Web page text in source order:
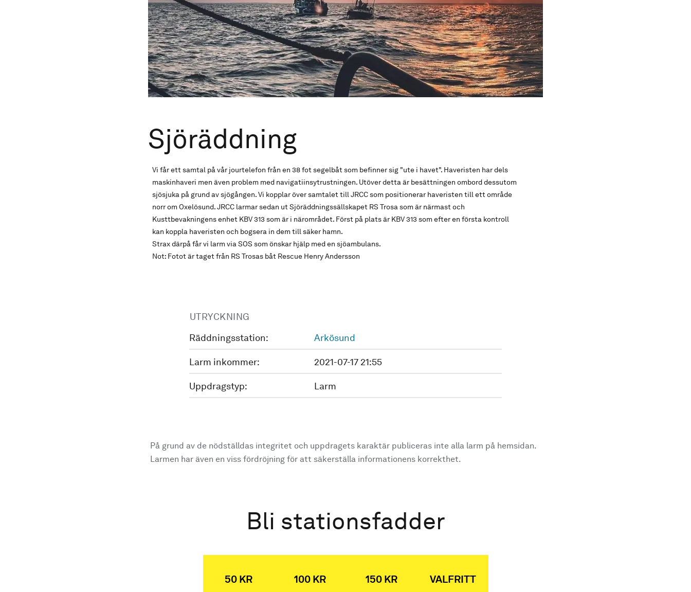
Sjöräddning
Vi får ett samtal på vår jourtelefon från en 38 fot segelbåt som befinner sig "ute i havet". Haveristen har dels
maskinhaveri men även problem med navigatiinsytrustningen. Utöver detta är besättningen ombord dessutom
sjösjuka på grund av sjögången. Vi kopplar över samtalet till JRCC som positionerar haveristen till ett område
norr om Oxelösund. JRCC larmar sedan ut Sjöräddningssällskapet RS Trosa som är närmast och
Kusttbevakningens enhet KBV 313 som är i närområdet. Först på plats är KBV 313 som efter en första kontroll
kan koppla haveristen och bogsera in dem till säker hamn.
Strax därpå får vi larm via SOS som önskar hjälp med en sjöambulans.
Not: Fotot är taget från RS Trosas båt Rescue Henry Andersson
UTRYCKNING
Räddningsstation:
Arkösund
Larm inkommer: 2021-07-17 21:55
Uppdragstyp: Larm
På grund av de nödställdas integritet och uppdragets karaktär publiceras inte alla larm på hemsidan.
Larmen har även en viss fördröjning för att säkerställa informationens korrekthet.
Bli stationsfadder
50 KR 100 KR 150 KR VALFRITT